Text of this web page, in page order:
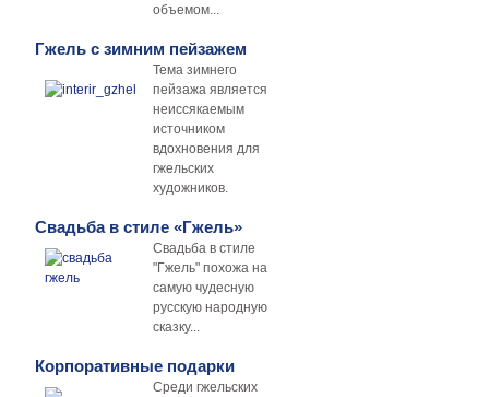
объемом...
Гжель с зимним пейзажем
Тема зимнего
пейзажа является
неиссякаемым
источником
вдохновения для
гжельских
художников.
Свадьба в стиле «Гжель»
Свадьба в стиле
"Гжель" похожа на
самую чудесную
русскую народную
сказку...
Корпоративные подарки
Среди гжельских